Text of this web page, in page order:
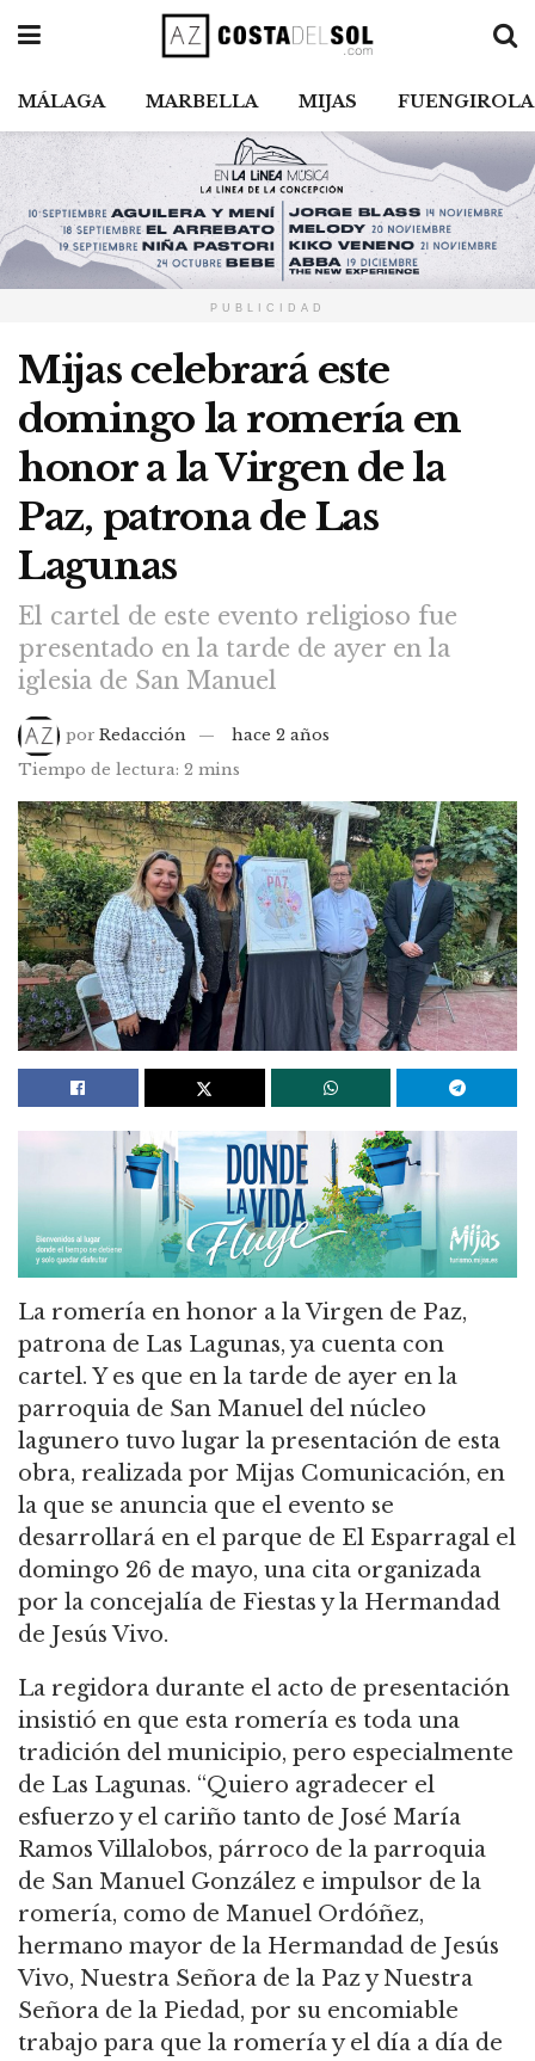
MÁLAGA MARBELLA MIJAS FUENGIROLA
PUBLICIDAD
Mijas celebrará este
domingo la romería en
honor a la Virgen de la
Paz, patrona de Las
Lagunas
El cartel de este evento religioso fue
presentado en la tarde de ayer en la
iglesia de San Manuel
por Redacción
hace 2 años
Tiempo de lectura: 2 mins
La romería en honor a la Virgen de Paz,
patrona de Las Lagunas, ya cuenta con
cartel. Y es que en la tarde de ayer en la
parroquia de San Manuel del núcleo
lagunero tuvo lugar la presentación de esta
obra, realizada por Mijas Comunicación, en
la que se anuncia que el evento se
desarrollará en el parque de El Esparragal el
domingo 26 de mayo, una cita organizada
por la concejalía de Fiestas y la Hermandad
de Jesús Vivo.
La regidora durante el acto de presentación
insistió en que esta romería es toda una
tradición del municipio, pero especialmente
de Las Lagunas. “Quiero agradecer el
esfuerzo y el cariño tanto de José María
Ramos Villalobos, párroco de la parroquia
de San Manuel González e impulsor de la
romería, como de Manuel Ordóñez,
hermano mayor de la Hermandad de Jesús
Vivo, Nuestra Señora de la Paz y Nuestra
Señora de la Piedad, por su encomiable
trabajo para que la romería y el día a día de